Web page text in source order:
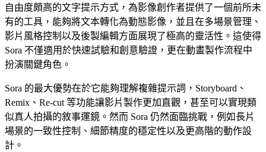
自由度頗高的文字提示方式， 為影像創作者提供了一個前所未
有的工具，能夠將文本轉化為動態影像，並且在多場景管理、
影片風格控制以及後製編輯方面展現了極高的靈活性。這使得
Sora 不僅適用於快速試驗和創意驗證，更在動畫製作流程中
扮演關鍵角色。
Sora 的最大優勢在於它能夠理解複雜提示詞，Storyboard、
Remix、Re-cut 等功能讓影片製作更加直觀，甚至可以實現類
似真人拍攝的敘事運鏡。然而 Sora 仍然面臨挑戰，例如長片
場景的一致性控制、細節精度的穩定性以及更高階的動作設
計。